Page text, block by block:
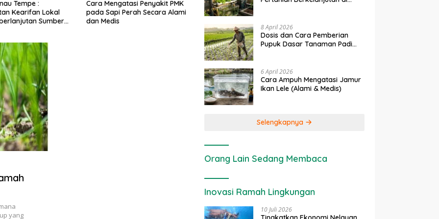
Penyakit PMK
Perah Secara Alami
Dosis dan Cara Pemupukan
Tanaman Padi pada Fase
Vegetatif Aktif yang Tepat
Penerapan IoT dalam
Pertanian Modern di Indonesia
Ekonomi Sumber Daya Lahan:
yang
8 April 2026
Dosis dan Cara Pemberian
Pupuk Dasar Tanaman Padi
6 April 2026
Cara Ampuh Mengatasi Jamur
Ikan Lele (Alami & Medis)
Selengkapnya
Orang Lain Sedang Membaca
Inovasi Ramah Lingkungan
10 Juli 2026